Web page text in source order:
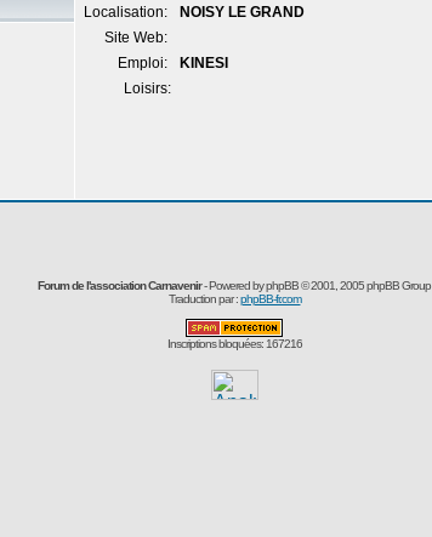
Localisation:
NOISY LE GRAND
Site Web:
Emploi:
KINESI
Loisirs:
Forum de l'association Carnavenir- Powered byphpBB© 2001, 2005 phpBB Group
Traduction par :phpBB-fr.com
Inscriptions bloquées: 167216